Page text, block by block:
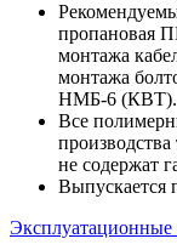
пропановая
монтажа
монтажа
НМБ-6 (КВТ).
Все
не содержат
Выпускается
Эксплуатационные